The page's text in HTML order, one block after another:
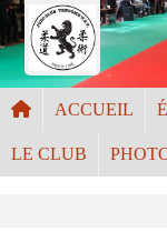
ACCUEIL
LE CLUB
Panneau de gestion